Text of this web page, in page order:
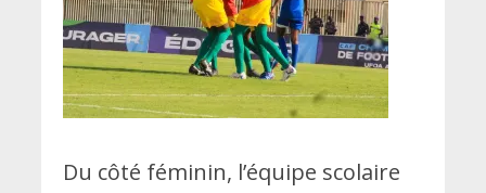
Du côté féminin, l’équipe scolaire